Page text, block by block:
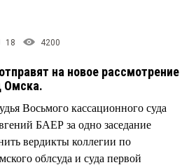
18 4200
на новое рассмотрение
Омска.
Восьмого кассационного суда
БАЕР за одно заседание
вердикты коллегии по
облсуда и суда первой